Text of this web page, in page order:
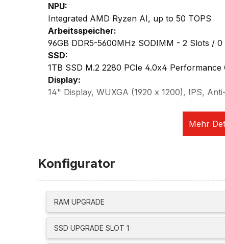
NPU:
Integrated AMD Ryzen AI, up to 50 TOPS
Arbeitsspeicher:
96GB DDR5-5600MHz SODIMM - 2 Slots /
SSD:
1TB SSD M.2 2280 PCIe 4.0x4 Performance
Display:
14" Display, WUXGA (1920 x 1200), IPS,
• 2x 5120x3200 @ 60Hz / 3840x2160 @
• 1x 3840x2160 @ 60Hz (HDMI)
Maximale Auflösung für Einzelanzeige:
• Thunderbolt 4 unterstützt 7680x4320 @
• HDMI unterstützt 3840x2160 @ 60Hz
Netzwerk/Kommunikation:
integrierte 5.0MP + IR Discrete Camera,
Konfigurator
RAM UPGRADE
SSD UPGRADE SLOT 1